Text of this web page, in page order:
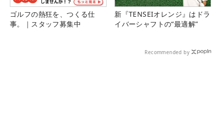
ゴルフの熱狂を、つくる仕
事。｜スタッフ募集中
新『TENSEIオレンジ』はドラ
イバーシャフトの“最適解”
Recommended by